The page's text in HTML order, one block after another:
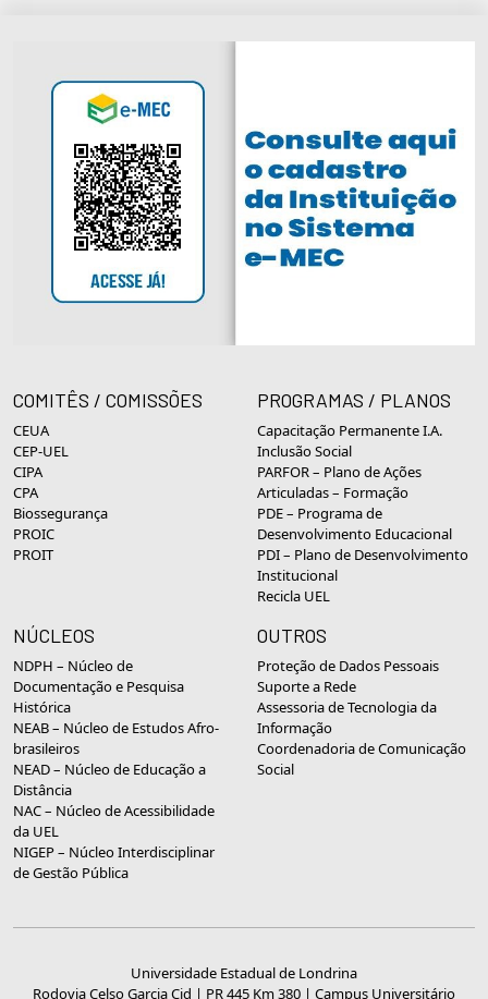
COMITÊS / COMISSÕES
CEUA
CEP-UEL
CIPA
CPA
Biossegurança
PROIC
PROIT
PROGRAMAS / PLANOS
Capacitação Permanente I.A.
Inclusão Social
PARFOR – Plano de Ações
Articuladas – Formação
PDE – Programa de
Desenvolvimento Educacional
PDI – Plano de Desenvolvimento
Institucional
Recicla UEL
NÚCLEOS
NDPH – Núcleo de
Documentação e Pesquisa
Histórica
NEAB – Núcleo de Estudos Afro-
brasileiros
NEAD – Núcleo de Educação a
Distância
NAC – Núcleo de Acessibilidade
da UEL
NIGEP – Núcleo Interdisciplinar
de Gestão Pública
OUTROS
Proteção de Dados Pessoais
Suporte a Rede
Assessoria de Tecnologia da
Informação
Coordenadoria de Comunicação
Social
Universidade Estadual de Londrina
Rodovia Celso Garcia Cid | PR 445 Km 380 | Campus Universitário